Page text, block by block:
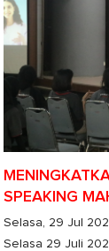
SPEAKING
BISNIS
Selasa, 29 Jul
Selasa 29 Juli